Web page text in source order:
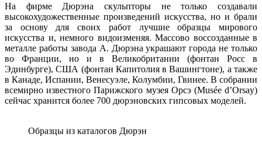
На фирме Дюрэна скульпторы не только создавали
высокохудожественные произведений искусства, но и брали
за основу для своих работ лучшие образцы мирового
искусства и, немного видоизменяя. Массово воссозданные в
металле работы завода А. Дюрэна украшают города не только
во Франции, но и в Великобритании (фонтан Росс в
Эдинбурге), США (фонтан Капитолия в Вашингтоне), а также
в Канаде, Испании, Венесуэле, Колумбии, Гвинее. В собрании
всемирно известного Парижского музея Орсэ (Musée d’Orsay)
сейчас хранится более 700 дюрэновских гипсовых моделей.
Образцы из каталогов Дюрэн